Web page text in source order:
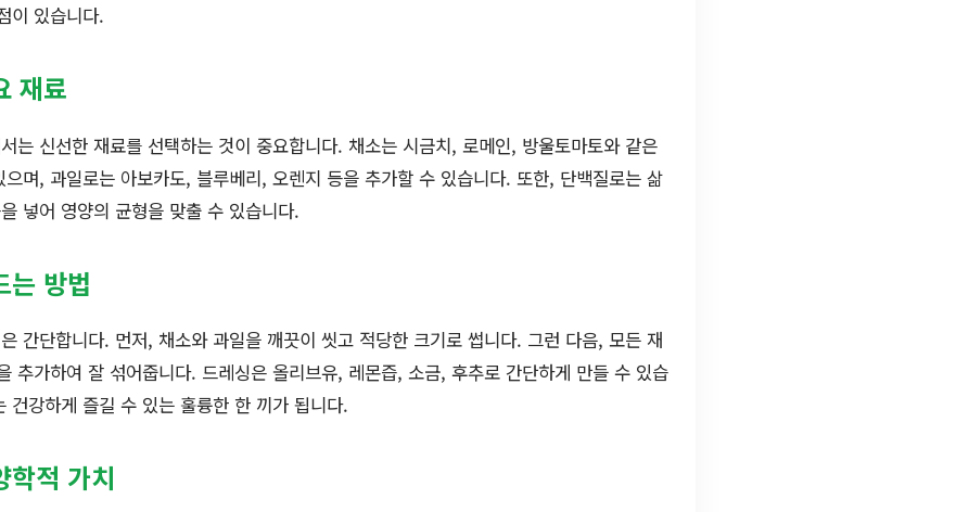
이 있습니다.
재료
는 신선한 재료를 선택하는 것이 중요합니다. 채소는 시금치, 로메인, 방울토마토와 같은
며, 과일로는 아보카도, 블루베리, 오렌지 등을 추가할 수 있습니다. 또한, 단백질로는 삶
넣어 영양의 균형을 맞출 수 있습니다.
는 방법
간단합니다. 먼저, 채소와 과일을 깨끗이 씻고 적당한 크기로 썹니다. 그런 다음, 모든 재
추가하여 잘 섞어줍니다. 드레싱은 올리브유, 레몬즙, 소금, 후추로 간단하게 만들 수 있습
건강하게 즐길 수 있는 훌륭한 한 끼가 됩니다.
학적 가치